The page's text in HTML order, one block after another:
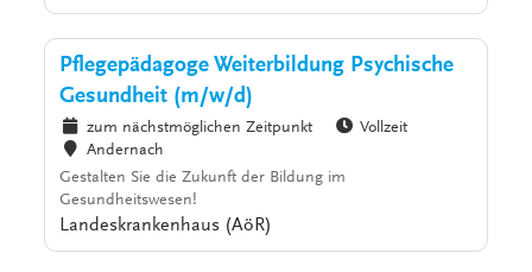
Pflegepädagoge Weiterbildung Psychische
Gesundheit (m/w/d)
zum nächstmöglichen Zeitpunkt
Vollzeit
Andernach
Gestalten Sie die Zukunft der Bildung im
Gesundheitswesen!
Landeskrankenhaus (AöR)